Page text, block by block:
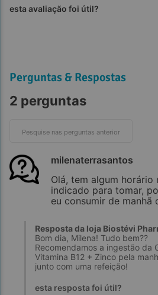
esta avaliação foi útil?
Perguntas & Respostas
2 perguntas
milenaterrasantos
Olá, tem algum horário
indicado para tomar,
eu consumir de manhã
Resposta da loja Biostévi
Bom dia, Milena! Tudo bem??
Recomendamos a ingestão da
Vitamina B12 + Zinco pela
junto com uma refeição!
esta resposta foi útil?